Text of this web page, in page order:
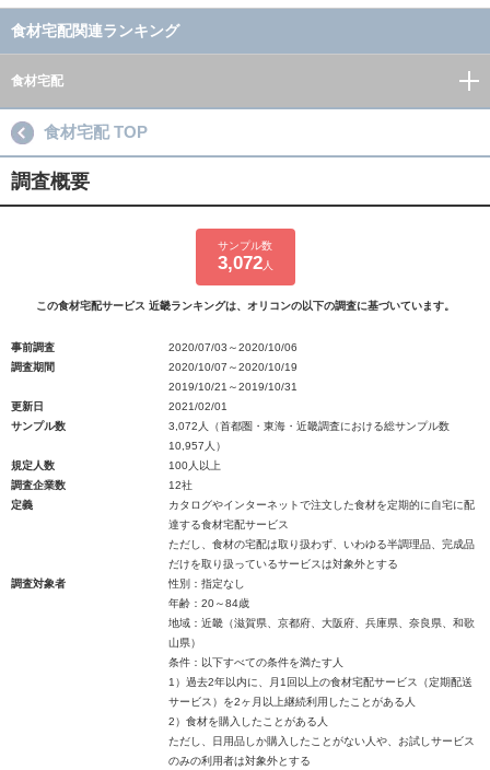
食材宅配関連ランキング
食材宅配
食材宅配 TOP
調査概要
サンプル数
3,072人
この食材宅配サービス 近畿ランキングは、オリコンの以下の調査に基づいています。
事前調査
2020/07/03～2020/10/06
調査期間
2020/10/07～2020/10/19
2019/10/21～2019/10/31
更新日
2021/02/01
サンプル数
3,072人（首都圏・東海・近畿調査における総サンプル数
10,957人）
規定人数
100人以上
調査企業数
12社
定義
カタログやインターネットで注文した食材を定期的に自宅に配
達する食材宅配サービス
ただし、食材の宅配は取り扱わず、いわゆる半調理品、完成品
だけを取り扱っているサービスは対象外とする
調査対象者
性別：指定なし
年齢：20～84歳
地域：近畿（滋賀県、京都府、大阪府、兵庫県、奈良県、和歌
山県）
条件：以下すべての条件を満たす人
1）過去2年以内に、月1回以上の食材宅配サービス（定期配送
サービス）を2ヶ月以上継続利用したことがある人
2）食材を購入したことがある人
ただし、日用品しか購入したことがない人や、お試しサービス
のみの利用者は対象外とする